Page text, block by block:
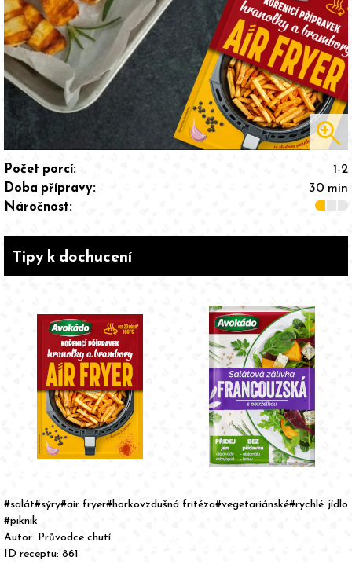
zoom_in
Počet porcí:
1-2
Doba přípravy:
30 min
Náročnost:
Tipy k dochucení
of
2#salát#sýry#air fryer#horkovzdušná fritéza#vegetariánské#rychlé jídlo
#piknik
Autor: Průvodce chutí
ID receptu: 861